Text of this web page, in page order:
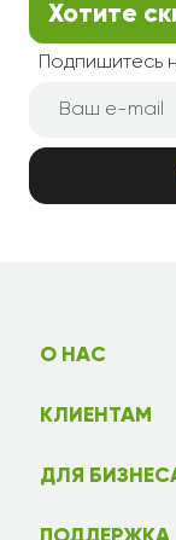
Хотите
Подпишитесь
О НАС
КЛИЕНТАМ
ДЛЯ